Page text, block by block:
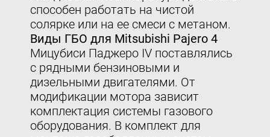
способен работать на чистой
солярке или на ее смеси с метаном.
Виды ГБО для Mitsubishi Pajero 4
Мицубиси Паджеро IV поставлялись
с рядными бензиновыми и
дизельными двигателями. От
модификации мотора зависит
комплектация системы газового
оборудования. В комплект для